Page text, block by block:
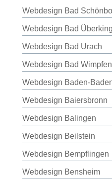
Webdesign Bad
Webdesign Bad
Webdesign Bad Urach
Webdesign Bad Wimpfen
Webdesign Baden-
Webdesign Baiersbronn
Webdesign Balingen
Webdesign Beilstein
Webdesign Bempflingen
Webdesign Bensheim